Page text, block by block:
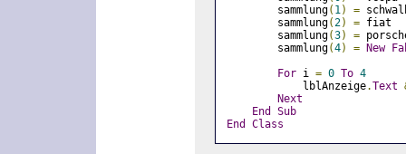
        sammlung
( 1 ) =
        sammlung
( 2) = fiat
        sammlung
(3) =
        sammlung
(4) = New
For i = 0 To 4
            lblAnzeige
.Text
Next
End
Sub
End
Class